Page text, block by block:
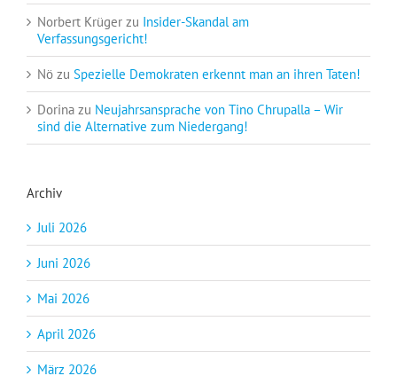
Norbert Krüger zu Insider-Skandal am
Verfassungsgericht!
Nö zu Spezielle Demokraten erkennt man an ihren Taten!
Dorina zu Neujahrsansprache von Tino Chrupalla – Wir
sind die Alternative zum Niedergang!
Archiv
Juli 2026
Juni 2026
Mai 2026
April 2026
März 2026